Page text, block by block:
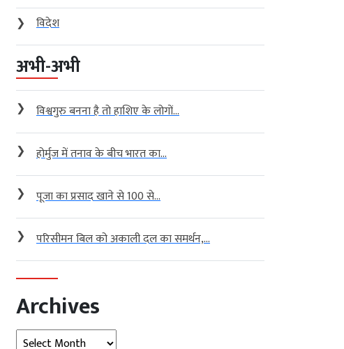
❯
विदेश
अभी-अभी
❯ विश्वगुरु बनना है तो हाशिए के लोगों...
❯ होर्मुज में तनाव के बीच भारत का...
❯ पूजा का प्रसाद खाने से 100 से...
❯ परिसीमन बिल को अकाली दल का समर्थन,...
Archives
Archives